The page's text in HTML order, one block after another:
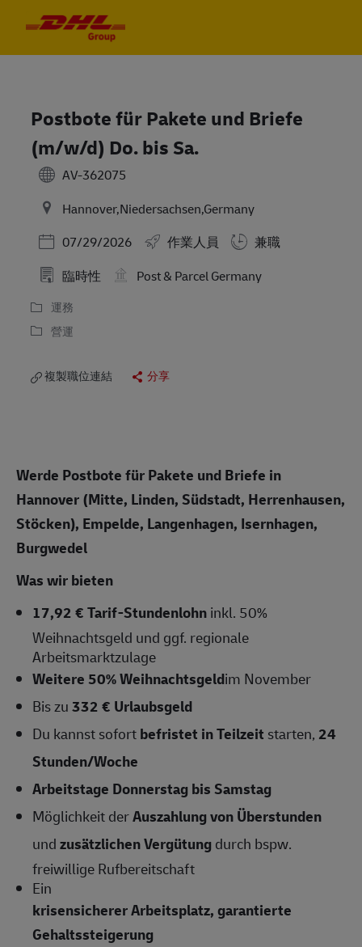
Postbote für Pakete und Briefe
(m/w/d) Do. bis Sa.
AV-362075
Hannover,Niedersachsen,Germany
Posted Date
07/29/2026 作業人員
兼職
臨時性
Post & Parcel Germany
運務
營運
複製職位連結 分享
Werde Postbote für Pakete und Briefe in
Hannover (Mitte, Linden, Südstadt, Herrenhausen,
Stöcken), Empelde, Langenhagen, Isernhagen,
Burgwedel
Was wir bieten
17,92 € Tarif-Stundenlohninkl. 50%
Weihnachtsgeld und ggf. regionale
Arbeitsmarktzulage
Weitere 50% Weihnachtsgeldim November
Bis zu332 € Urlaubsgeld
Du kannst sofortbefristet in Teilzeit starten, 24
Stunden/Woche
Arbeitstage Donnerstag bis Samstag
Möglichkeit derAuszahlung von Überstunden
undzusätzlichen Vergütungdurch bspw.
freiwillige Rufbereitschaft
Ein
krisensicherer Arbeitsplatz, garantierte
Gehaltssteigerung